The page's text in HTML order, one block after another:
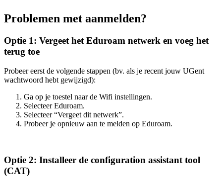
Problemen met aanmelden?
Optie 1: Vergeet het Eduroam netwerk en voeg het
terug toe
Probeer eerst de volgende stappen (bv. als je recent jouw UGent
wachtwoord hebt gewijzigd):
Ga op je toestel naar de Wifi instellingen.
Selecteer Eduroam.
Selecteer “Vergeet dit netwerk”.
Probeer je opnieuw aan te melden op Eduroam.
Optie 2: Installeer de configuration assistant tool
(CAT)